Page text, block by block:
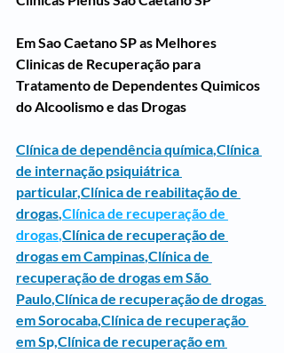
Em Sao Caetano SP as Melhores
Clinicas de Recuperação para
Tratamento de Dependentes Quimicos
do Alcoolismo e das Drogas
Clínica de dependência química,Clínica
de internação psiquiátrica
particular,Clínica de reabilitação de
drogas,Clínica de recuperação de
drogas,Clínica de recuperação de
drogas em Campinas,Clínica de
recuperação de drogas em São
Paulo,Clínica de recuperação de drogas
em Sorocaba,Clínica de recuperação
em Sp,Clínica de recuperação em